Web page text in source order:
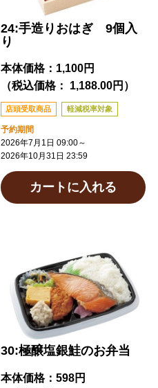
24:手造りおはぎ 9個入
り
本体価格： 1,100円
（税込価格： 1,188.00円）
店頭受取商品 軽減税率対象
予約期間
2026年7月1日 09:00～
2026年10月31日 23:59
カートに入れる
30:極醸塩銀鮭のお弁当
本体価格： 598円